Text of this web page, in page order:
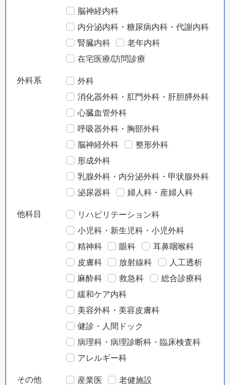
脳神経内科
内分泌内科・糖尿病内科・代謝内科
腎臓内科
老年内科
在宅医療/訪問診療
外科系
外科
消化器外科・肛門外科・肝胆膵外科
心臓血管外科
呼吸器外科・胸部外科
脳神経外科
整形外科
形成外科
乳腺外科・内分泌外科・甲状腺外科
泌尿器科
婦人科・産婦人科
他科目
リハビリテーション科
小児科・新生児科・小児外科
精神科
眼科
耳鼻咽喉科
皮膚科
放射線科
人工透析
麻酔科
救急科
総合診療科
緩和ケア内科
美容外科・美容皮膚科
健診・人間ドック
病理科・病理診断科・臨床検査科
アレルギー科
その他 産業医
老健施設